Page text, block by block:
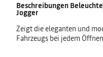
Beschreibungen
Jogger
Zeigt die eleganten und
Fahrzeugs bei jedem